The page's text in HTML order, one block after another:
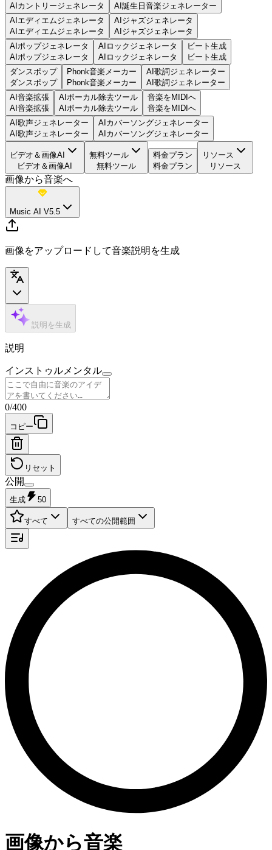
AIカントリージェネレータ
AI誕生日音楽ジェネレーター
AIエディエムジェネレータ
AIエディエムジェネレータ
AIジャズジェネレータ
AIジャズジェネレータ
AIポップジェネレータ
AIポップジェネレータ
AIロックジェネレータ
AIロックジェネレータ
ビート生成
ビート生成
ダンスポップ
ダンスポップ
Phonk音楽メーカー
Phonk音楽メーカー
AI歌詞ジェネレーター
AI歌詞ジェネレーター
AI音楽拡張
AI音楽拡張
AIボーカル除去ツール
AIボーカル除去ツール
音楽をMIDIへ
音楽をMIDIへ
AI歌声ジェネレーター
AI歌声ジェネレーター
AIカバーソングジェネレーター
AIカバーソングジェネレーター
ビデオ＆画像AI
ビデオ＆画像AI
無料ツール
無料ツール
料金プラン
料金プラン
リソース
リソース
画像から音楽へ
Music AI V5.5
画像をアップロードして音楽説明を生成
説明を生成
説明
インストゥルメンタル
0/400
コピー
リセット
公開
生成 50
すべて すべての公開範囲
画像から音楽